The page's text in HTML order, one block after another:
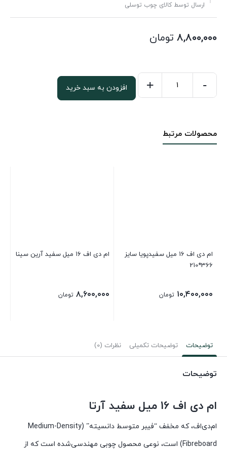
ارسال توسط کالای چوب توسلی
۸,۸۰۰,۰۰۰ تومان
16
-
+ افزودن به سبد خرید
محصولات مرتبط
ام دی اف 16 میل سفیدپویا سایز
366*210
۱۰,۴۰۰,۰۰۰ تومان
ام دی اف ۱۶ میل سفید آرین سینا
۸,۶۰۰,۰۰۰ تومان
توضیحات توضیحات تکمیلی نظرات (0)
توضیحات
ام دی اف 16 میل سفید آرتا
ام‌دی‌اف، که مخفف “فیبر متوسط دانسیته” (Medium-Density
Fibreboard) است، نوعی محصول چوبی مهندسی‌شده است که از